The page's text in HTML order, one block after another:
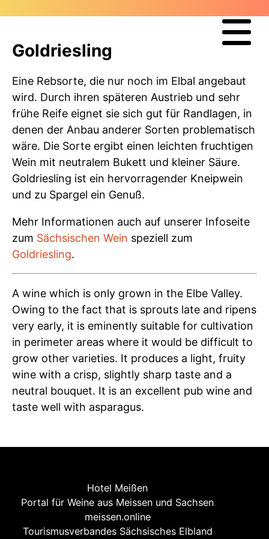
Goldriesling
Eine Rebsorte, die nur noch im Elbal angebaut
wird. Durch ihren späteren Austrieb und sehr
frühe Reife eignet sie sich gut für Randlagen, in
denen der Anbau anderer Sorten problematisch
wäre. Die Sorte ergibt einen leichten fruchtigen
Wein mit neutralem Bukett und kleiner Säure.
Goldriesling ist ein hervorragender Kneipwein
und zu Spargel ein Genuß.
Mehr Informationen auch auf unserer Infoseite
zum Sächsischen Wein speziell zum
Goldriesling.
A wine which is only grown in the Elbe Valley.
Owing to the fact that is sprouts late and ripens
very early, it is eminently suitable for cultivation
in perimeter areas where it would be difficult to
grow other varieties. It produces a light, fruity
wine with a crisp, slightly sharp taste and a
neutral bouquet. It is an excellent pub wine and
taste well with asparagus.
Hotel Meißen
Portal für Weine aus Meissen und Sachsen
meissen.online
Tourismusverbandes Sächsisches Elbland